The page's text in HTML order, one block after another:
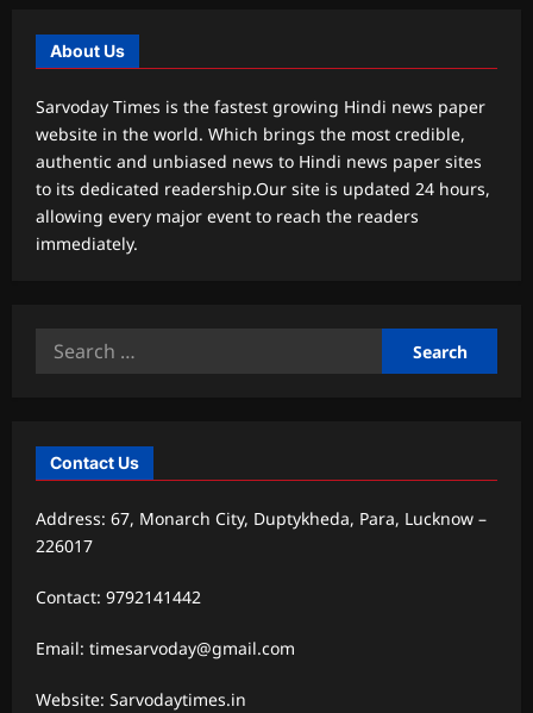
About Us
Sarvoday Times is the fastest growing Hindi news paper
website in the world. Which brings the most credible,
authentic and unbiased news to Hindi news paper sites
to its dedicated readership.Our site is updated 24 hours,
allowing every major event to reach the readers
immediately.
Search
Contact Us
Address: 67, Monarch City, Duptykheda, Para, Lucknow –
226017
Contact: 9792141442
Email: timesarvoday@gmail.com
Website: Sarvodaytimes.in